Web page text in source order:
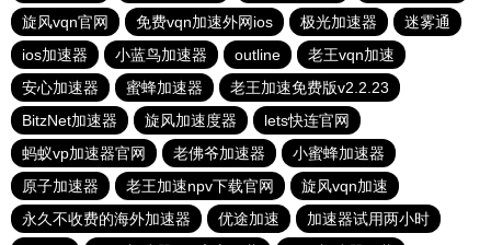
旋风vqn官网
免费vqn加速外网ios 极光加速器
迷雾通
ios加速器
小蓝鸟加速器 outline
老王vqn加速
安心加速器
蜜蜂加速器
老王加速免费版v2.2.23
BitzNet加速器
旋风加速度器
lets快连官网
蚂蚁vp加速器官网
老佛爷加速器
小蜜蜂加速器
原子加速器
老王加速npv下载官网
旋风vqn加速
永久不收费的海外加速器
优途加速
加速器试用两小时